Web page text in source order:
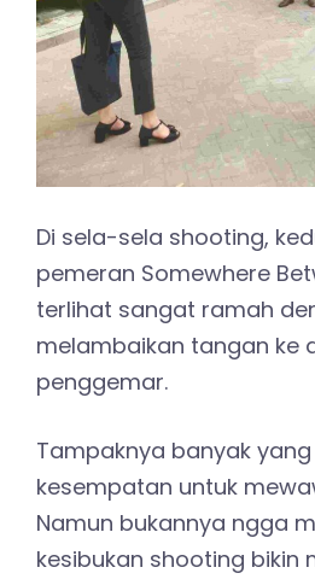
Di sela-sela shooting,
pemeran Somewhere
terlihat sangat ramah
melambaikan tangan ke
penggemar.
Tampaknya banyak
kesempatan untuk
Namun bukannya ngga
kesibukan shooting bikin